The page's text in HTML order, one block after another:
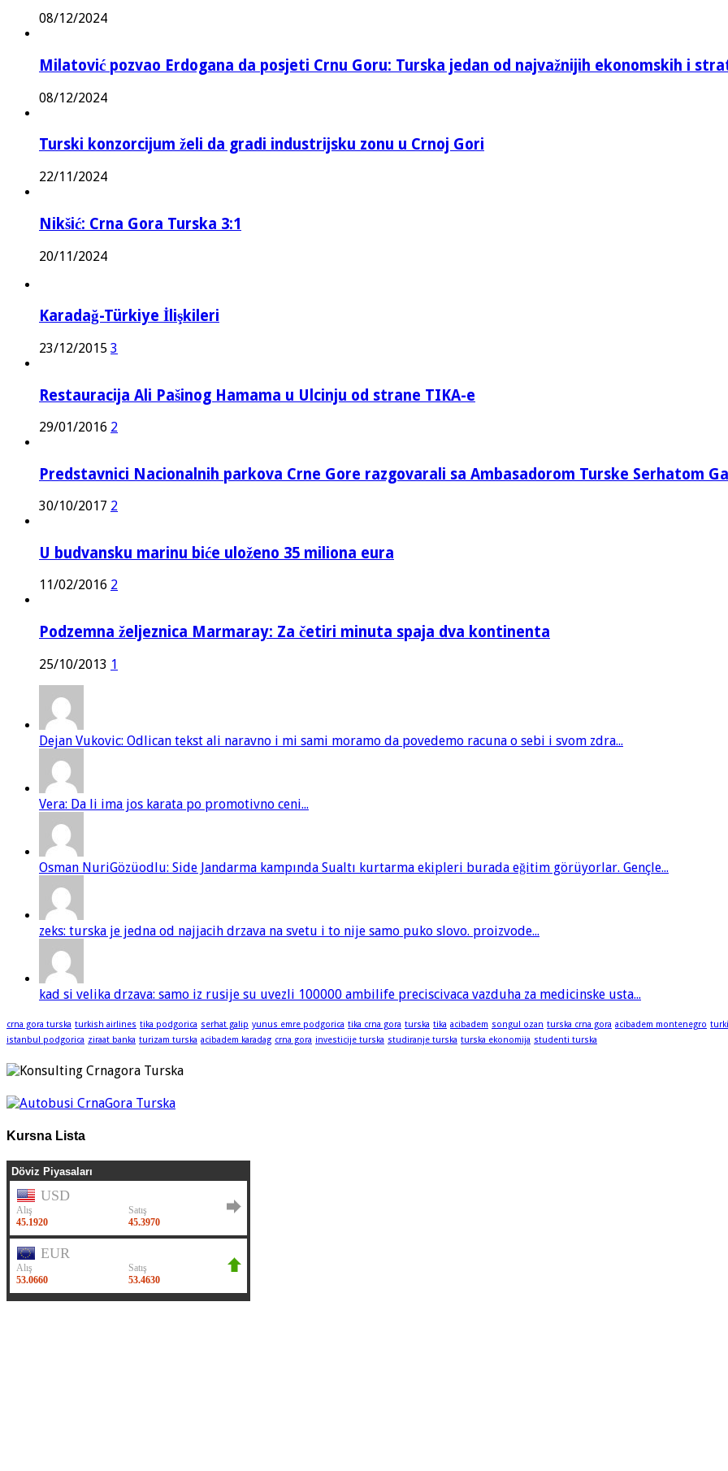
08/12/2024
Milatović pozvao Erdogana da posjeti Crnu Goru: Turska jedan od najvažnijih ekonomskih i
08/12/2024
Turski konzorcijum želi da gradi industrijsku zonu u Crnoj Gori
22/11/2024
Nikšić: Crna Gora Turska 3:1
20/11/2024
Karadağ-Türkiye İlişkileri
23/12/2015 3
Restauracija Ali Pašinog Hamama u Ulcinju od strane TIKA-e
29/01/2016 2
Predstavnici Nacionalnih parkova Crne Gore razgovarali sa Ambasadorom Turske Serhatom
30/10/2017 2
U budvansku marinu biće uloženo 35 miliona eura
11/02/2016 2
Podzemna željeznica Marmaray: Za četiri minuta spaja dva kontinenta
25/10/2013 1
Dejan Vukovic: Odlican tekst ali naravno i mi sami moramo da povedemo racuna o sebi i svom zdra...
Vera: Da li ima jos karata po promotivno ceni...
Osman NuriGözüodlu: Side Jandarma kampında Sualtı kurtarma ekipleri burada eğitim görüyorlar. Gençle...
zeks: turska je jedna od najjacih drzava na svetu i to nije samo puko slovo. proizvode...
kad si velika drzava: samo iz rusije su uvezli 100000 ambilife preciscivaca vazduha za medicinske usta...
crna gora turska turkish airlines tika podgorica serhat galip yunus emre podgorica tika crna gora turska tika acibadem songul ozan turska crna gora acibadem montenegro
istanbul podgorica ziraat banka turizam turska acibadem karadag crna gora investicije turska studiranje turska turska ekonomija studenti turska
Kursna Lista